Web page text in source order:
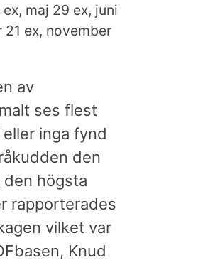
maj 29 ex, juni
ex, november
av
ses flest
inga fynd
den
den högsta
rapporterades
vilket var
Knud